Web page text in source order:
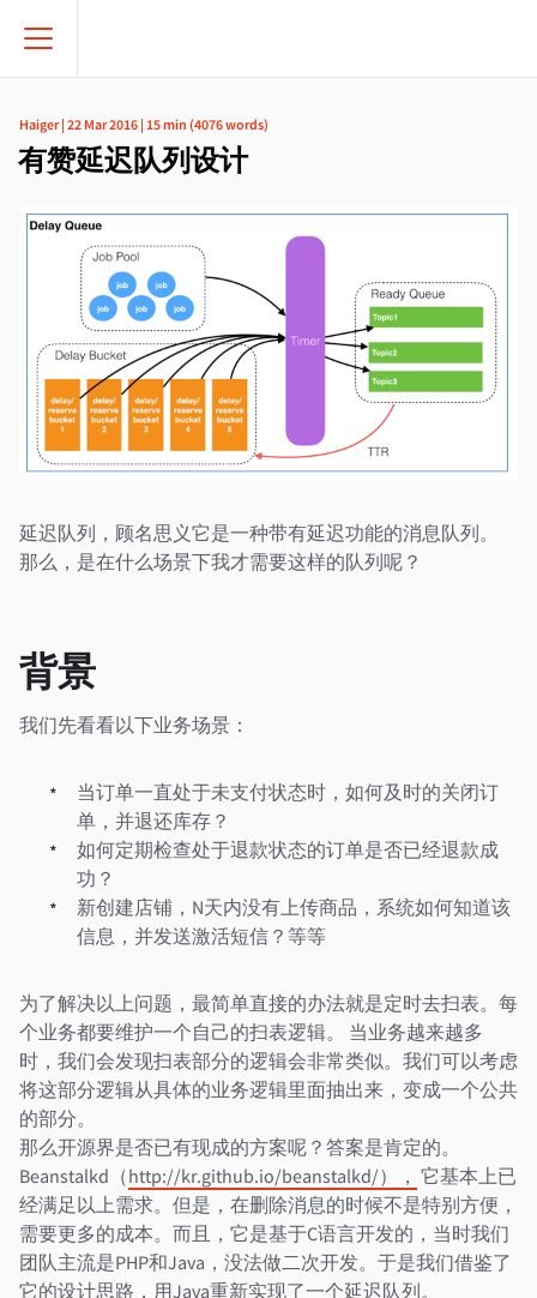
Haiger| 22 Mar 2016 | 15 min (4076words)
有赞延迟队列设计
延迟队列，顾名思义它是一种带有延迟功能的消息队列。
那么，是在什么场景下我才需要这样的队列呢？
背景
我们先看看以下业务场景：
当订单一直处于未支付状态时，如何及时的关闭订
单，并退还库存？
如何定期检查处于退款状态的订单是否已经退款成
功？
新创建店铺，N天内没有上传商品，系统如何知道该
信息，并发送激活短信？等等
为了解决以上问题，最简单直接的办法就是定时去扫表。每
个业务都要维护一个自己的扫表逻辑。 当业务越来越多
时，我们会发现扫表部分的逻辑会非常类似。我们可以考虑
将这部分逻辑从具体的业务逻辑里面抽出来，变成一个公共
的部分。
那么开源界是否已有现成的方案呢？答案是肯定的。
Beanstalkd（http://kr.github.io/beanstalkd/）， 它基本上已
经满足以上需求。但是，在删除消息的时候不是特别方便，
需要更多的成本。而且，它是基于C语言开发的，当时我们
团队主流是PHP和Java，没法做二次开发。于是我们借鉴了
它的设计思路，用Java重新实现了一个延迟队列。